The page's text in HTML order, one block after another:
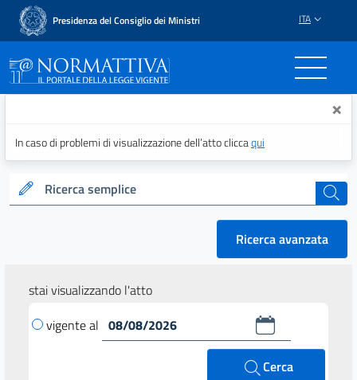
Presidenza del Consiglio dei Ministri ITA
Normattiva - Il portale ×
In caso di problemi di visualizzazione dell’atto cliccaqui
Ricerca semplice cerca
Ricerca avanzata
stai visualizzando l'atto
vigente al
Cerca